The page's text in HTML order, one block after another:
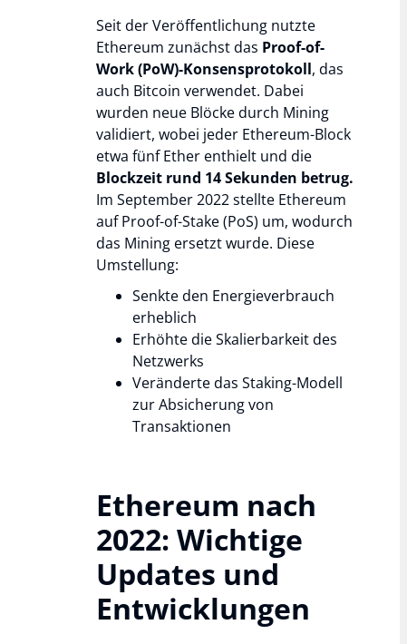
Seit der Veröffentlichung nutzte
Ethereum zunächst das Proof-of-
Work (PoW)-Konsensprotokoll, das
auch Bitcoin verwendet. Dabei
wurden neue Blöcke durch Mining
validiert, wobei jeder Ethereum-Block
etwa fünf Ether enthielt und die
Blockzeit rund 14 Sekunden betrug.
Im September 2022 stellte Ethereum
auf Proof-of-Stake (PoS) um, wodurch
das Mining ersetzt wurde. Diese
Umstellung:
Senkte den Energieverbrauch
erheblich
Erhöhte die Skalierbarkeit des
Netzwerks
Veränderte das Staking-Modell
zur Absicherung von
Transaktionen
Ethereum nach
2022: Wichtige
Updates und
Entwicklungen